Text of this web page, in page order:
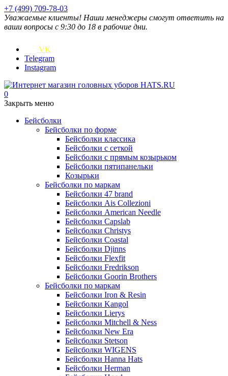
+7 (499) 709-78-03
Уважаемые клиенты! Наши менеджеры смогут ответить на
ваши вопросы с 9:30 до 18 в рабочие дни.
VK
Telegram
Instagram
0
Закрыть меню
Бейсболки
Бейсболки по форме
Бейсболки классика
Бейсболки с сеткой
Бейсболки с прямым козырьком
Бейсболки пятипанельки
Козырьки
Бейсболки по маркам
Бейсболки 47 brand
Бейсболки Ais Collezioni
Бейсболки American Needle
Бейсболки Capslab
Бейсболки Christys
Бейсболки Coastal
Бейсболки Djinns
Бейсболки Flexfit
Бейсболки Fredrikson
Бейсболки Goorin Brothers
Бейсболки по маркам
Бейсболки Iron & Resin
Бейсболки Kangol
Бейсболки Lierys
Бейсболки Mitchell & Ness
Бейсболки New Era
Бейсболки Stetson
Бейсболки WIGENS
Бейсболки Hanna Hats
Бейсболки Herman